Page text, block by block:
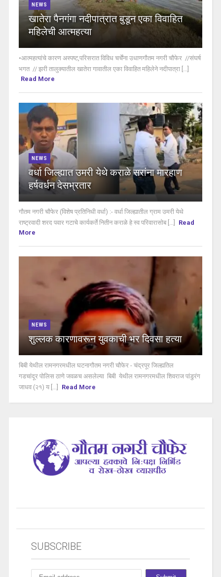
NEWS
खातेरा पैनगंगा नदीपात्रात बुडून एका विवाहित
महिलेची आत्महत्या
•आत्महत्यांचे कारण अस्पष्ट,परिसरात विविध चर्चेंना उधाणगौतम नगरी चौफेर //संघर्ष
भगत // झरी तालुक्यातील खातेरा गावातील एका विवाहित महिलेने नदीपात्रा [...]
Read More
NEWS
वर्धा जिल्ह्यात उमरी येथे कराळे सरांना मारहाण
हर्षवर्धन देसभ्रतार
गौतम नगरी चौफेर (विशेष प्रतिनिधी वर्धा) :- वर्धा जिल्ह्यातील ग्राम उमरी येथे
राष्ट्रवादी शरद पवार गटाचे कार्यकर्ते नितीन कराळे हे स्व परिवारासोब [...]
Read
More
NEWS
शुल्लक कारणावरून युवकाची भर दिवसा हत्या
बिबी येथील रामनगरमधील घटनागौतम नगरी चौफेर - चंद्रपूर जिल्ह्यतिल
गडचांदूर पोलिस ठाणे जवळच असलेल्या बिबी येथील रामनगरमधील शिवराज पांडुरंग
जाधव (२१) य [...]
Read More
SUBSCRIBE